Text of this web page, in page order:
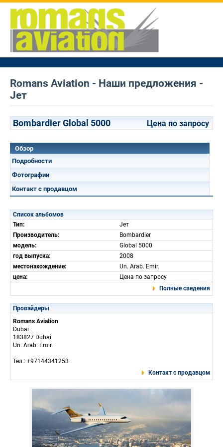
Romans Aviation - Наши предложения -
Jет
Bombardier Global 5000 Цена по запросу
Обзор
Подробности
Фотографии
Контакт с продавцом
Список альбомов
Тип:
Jет
Производитель:
Bombardier
модель:
Global 5000
год выпуска:
2008
местонахождение:
Un. Arab. Emir.
цена:
Цена по запросу
Полные сведения
Провайдеры
Romans Aviation
Dubai
183827 Dubai
Un. Arab. Emir.
Тел.: +97144341253
Контакт с продавцом